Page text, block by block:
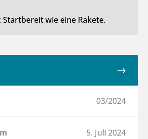
Startbereit wie eine Rakete.
03/2024
5. Juli 2024